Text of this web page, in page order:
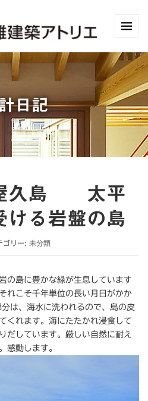
日記
久島 太平
ける岩盤の島
ゴリー: 未分類
の島に豊かな緑が生息しています
れこそ千年単位の長い月日がかか
は、海水に洗われるので、島の皮
くれます。海にたたかれ浸食して
だしています。厳しい自然に耐え
感動します。